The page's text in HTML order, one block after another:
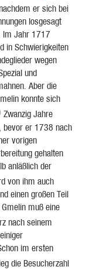
er sich bei
losgesagt
Im Jahr 1717
in Schwierigkeiten
wegen
und
Aber die
konnte sich
Zwanzig Jahre
bevor er 1738 nach
vorigen
gehalten
anläßlich der
von ihm auch
einen großen Teil
muß eine
nach seinem
im ersten
die Besucherzahl